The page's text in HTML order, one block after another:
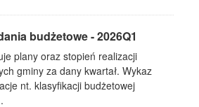
budżetowe - 2026Q1
plany oraz stopień realizacji
gminy za dany kwartał. Wykaz
nt. klasyfikacji budżetowej